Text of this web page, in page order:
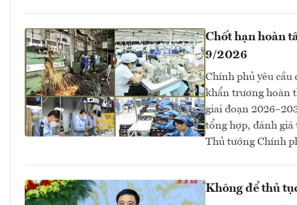
Chốt hạn hoàn
9/2026
Chính phủ yêu cầu
khẩn trương hoàn
giai đoạn
tổng hợp, đánh
Thủ tướng Chính
Không để thủ